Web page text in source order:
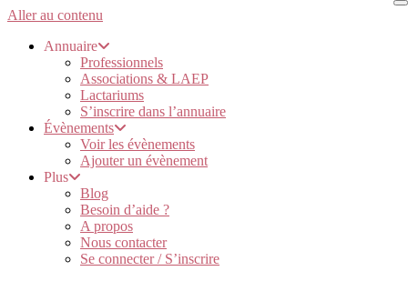
Aller au contenu
Annuaire
Professionnels
Associations & LAEP
Lactariums
S’inscrire dans l’annuaire
Évènements
Voir les évènements
Ajouter un évènement
Plus
Blog
Besoin d’aide ?
A propos
Nous contacter
Se connecter / S’inscrire